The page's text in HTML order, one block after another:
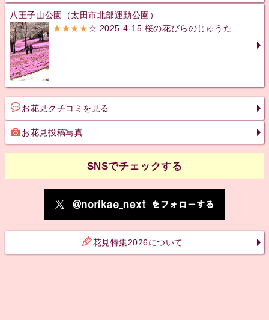
八王子山公園（太田市北部運動公園）
★★★★☆ 2025-4-15 桜の花びらのじゅうた...
お花見クチコミを見る
お花見投稿写真
SNSでチェックする
花見特集2026について